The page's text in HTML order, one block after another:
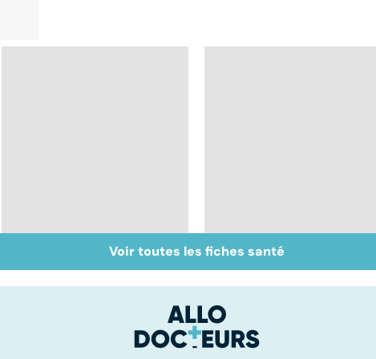
Le magnésium, un
oligo-élément vital
Troubles anxieux, une
anxiété envahissante
Voir toutes les fiches santé